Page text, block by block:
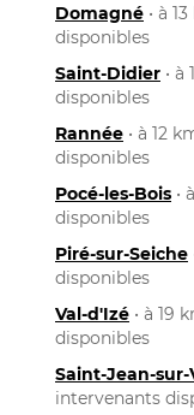
Domagné • à
disponibles
Saint-Didier •
disponibles
Rannée • à 12
disponibles
Pocé-les-Bois •
disponibles
Piré-sur-Seiche
disponibles
Val-d'Izé • à 19
disponibles
Saint-Jean-
intervenants